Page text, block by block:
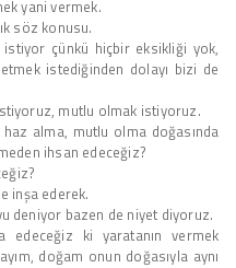
yani vermek.
söz konusu.
çünkü hiçbir eksikliği yok,
istediğinden dolayı bizi de
mutlu olmak istiyoruz.
alma, mutlu olma doğasında
ihsan edeceğiz?
inşa ederek.
deniyor bazen de niyet diyoruz.
edeceğiz ki yaratanın vermek
doğam onun doğasıyla aynı